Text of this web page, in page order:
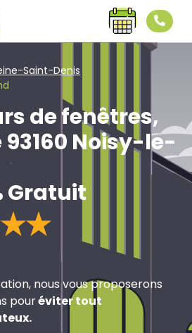
Saint-Denis
de fenêtres,
Noisy-le-
Gratuit
nous vous proposerons
pouréviter tout
.